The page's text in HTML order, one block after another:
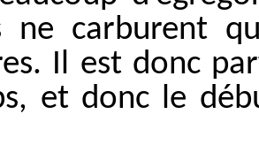
ne carburent
Il est donc
et donc le